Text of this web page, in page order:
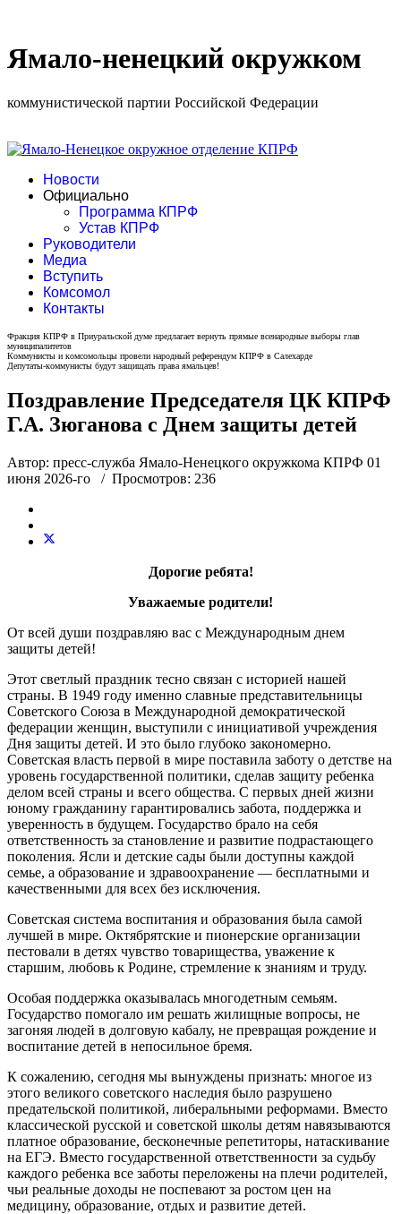
Ямало-ненецкий окружком
коммунистической партии Российской Федерации
Новости
Официально
Программа КПРФ
Устав КПРФ
Руководители
Медиа
Вступить
Комсомол
Контакты
Фракция КПРФ в Приуральской думе предлагает вернуть прямые всенародные выборы глав
муниципалитетов
Коммунисты и комсомольцы провели народный референдум КПРФ в Салехарде
Депутаты-коммунисты будут защищать права ямальцев!
Поздравление Председателя ЦК КПРФ
Г.А. Зюганова с Днем защиты детей
Автор: пресс-служба Ямало-Ненецкого окружкома КПРФ 01
июня 2026-го
/ Просмотров: 236
Дорогие ребята!
Уважаемые родители!
От всей души поздравляю вас с Международным днем
защиты детей!
Этот светлый праздник тесно связан с историей нашей
страны. В 1949 году именно славные представительницы
Советского Союза в Международной демократической
федерации женщин, выступили с инициативой учреждения
Дня защиты детей. И это было глубоко закономерно.
Советская власть первой в мире поставила заботу о детстве на
уровень государственной политики, сделав защиту ребенка
делом всей страны и всего общества. С первых дней жизни
юному гражданину гарантировались забота, поддержка и
уверенность в будущем. Государство брало на себя
ответственность за становление и развитие подрастающего
поколения. Ясли и детские сады были доступны каждой
семье, а образование и здравоохранение — бесплатными и
качественными для всех без исключения.
Советская система воспитания и образования была самой
лучшей в мире. Октябрятские и пионерские организации
пестовали в детях чувство товарищества, уважение к
старшим, любовь к Родине, стремление к знаниям и труду.
Особая поддержка оказывалась многодетным семьям.
Государство помогало им решать жилищные вопросы, не
загоняя людей в долговую кабалу, не превращая рождение и
воспитание детей в непосильное бремя.
К сожалению, сегодня мы вынуждены признать: многое из
этого великого советского наследия было разрушено
предательской политикой, либеральными реформами. Вместо
классической русской и советской школы детям навязываются
платное образование, бесконечные репетиторы, натаскивание
на ЕГЭ. Вместо государственной ответственности за судьбу
каждого ребенка все заботы переложены на плечи родителей,
чьи реальные доходы не поспевают за ростом цен на
медицину, образование, отдых и развитие детей.